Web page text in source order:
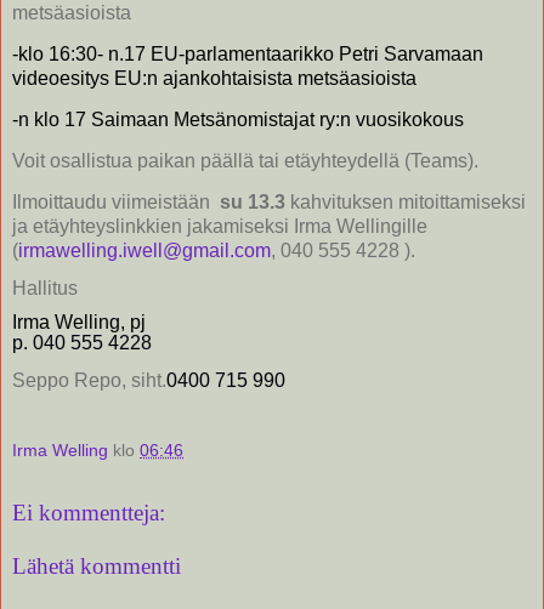
metsäasioista
-klo 16:30- n.17 EU-parlamentaarikko Petri Sarvamaan
videoesitys EU:n ajankohtaisista metsäasioista
-n klo 17 Saimaan Metsänomistajat ry:n vuosikokous
Voit osallistua paikan päällä tai etäyhteydellä (Teams).
Ilmoittaudu viimeistään su 13.3 kahvituksen mitoittamiseksi
ja etäyhteyslinkkien jakamiseksi Irma Wellingille
(irmawelling.iwell@gmail.com, 040 555 4228 ).
Hallitus
Irma Welling, pj
p. 040 555 4228
Seppo Repo, siht.0400 715 990
Irma Welling klo 06:46
Ei kommentteja:
Lähetä kommentti